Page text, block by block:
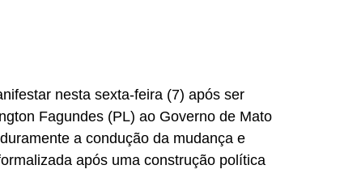
nesta sexta-feira (7) após ser
Fagundes (PL) ao Governo de Mato
a condução da mudança e
após uma construção política